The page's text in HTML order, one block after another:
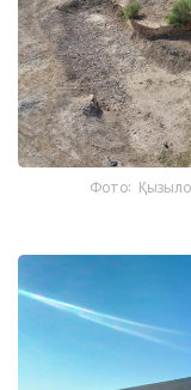
Фото: